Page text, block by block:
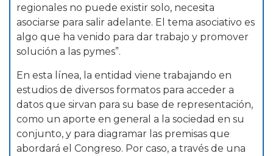
regionales no puede existir solo, necesita
asociarse para salir adelante. El tema asociativo es
algo que ha venido para dar trabajo y promover
solución a las pymes”.
En esta línea, la entidad viene trabajando en
estudios de diversos formatos para acceder a
datos que sirvan para su base de representación,
como un aporte en general a la sociedad en su
conjunto, y para diagramar las premisas que
abordará el Congreso. Por caso, a través de una